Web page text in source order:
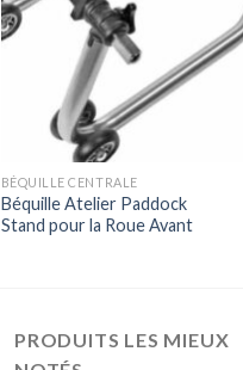
BÉQUILLE CENTRALE
Béquille Atelier Paddock
Stand pour la Roue Avant
PRODUITS LES MIEUX